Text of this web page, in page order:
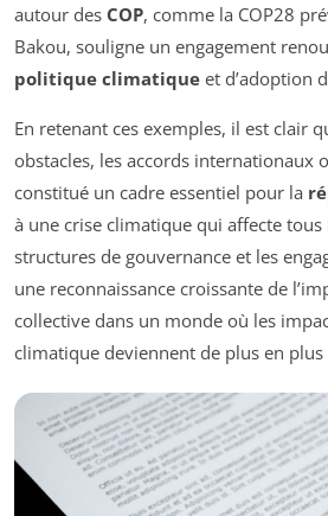
autour des COP, comme la COP28
Bakou, souligne un engagement
politique climatique et d’adoption
En retenant ces exemples, il est clair
obstacles, les accords internationaux
constitué un cadre essentiel pour la
à une crise climatique qui affecte tous
structures de gouvernance et les
une reconnaissance croissante de
collective dans un monde où les
climatique deviennent de plus en plus